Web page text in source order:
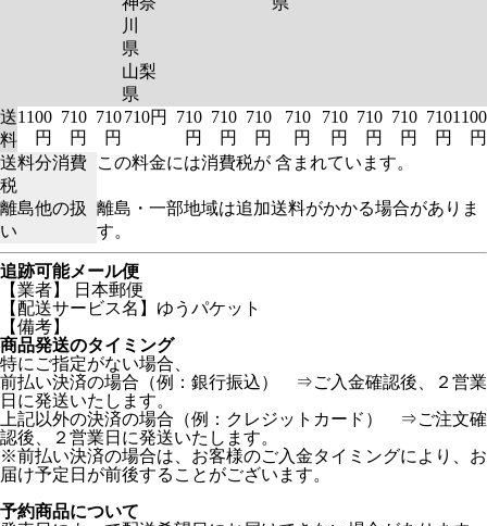
川
県
山梨
県
送
料
1100
円
710
円
710
円
710円
710
円
710
円
710
円
710
円
710
円
710
円
710
円
710
円
1100
円
送料分消費
税
この料金には消費税が 含まれています。
離島他の扱
い
離島・一部地域は追加送料がかかる場合がありま
す。
追跡可能メール便
【業者】 日本郵便
【配送サービス名】ゆうパケット
【備考】
商品発送のタイミング
特にご指定がない場合、
前払い決済の場合（例：銀行振込） ⇒ご入金確認後、２営業
日に発送いたします。
上記以外の決済の場合（例：クレジットカード） ⇒ご注文確
認後、２営業日に発送いたします。
※前払い決済の場合は、お客様のご入金タイミングにより、お
届け予定日が前後することがございます。
予約商品について